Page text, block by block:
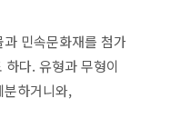
민속문화재를 첨가
다. 유형과 무형이
하거니와,